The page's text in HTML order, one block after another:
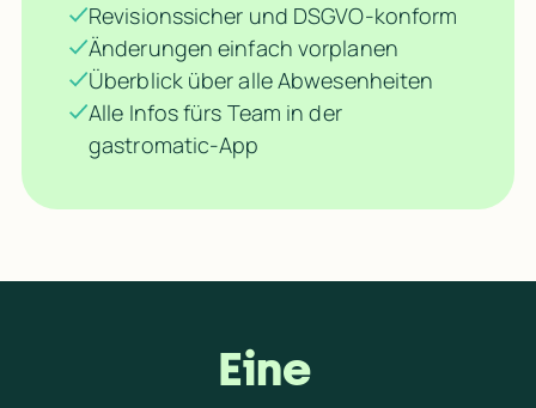
Revisionssicher und DSGVO-konform
Änderungen einfach vorplanen
Überblick über alle Abwesenheiten
Alle Infos fürs Team in der
gastromatic-App
Eine